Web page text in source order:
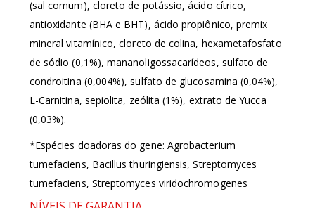
(sal comum), cloreto de potássio, ácido cítrico,
antioxidante (BHA e BHT), ácido propiônico, premix
mineral vitamínico, cloreto de colina, hexametafosfato
de sódio (0,1%), mananoligossacarídeos, sulfato de
condroitina (0,004%), sulfato de glucosamina (0,04%),
L-Carnitina, sepiolita, zeólita (1%), extrato de Yucca
(0,03%).
*Espécies doadoras do gene: Agrobacterium
tumefaciens, Bacillus thuringiensis, Streptomyces
tumefaciens, Streptomyces viridochromogenes